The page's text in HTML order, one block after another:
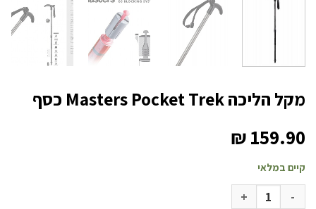
מקל הליכה Masters Pocket Trek כסף
₪159.90
קיים במלאי
כמות של מקל הליכה Masters Pocket Trek כסף